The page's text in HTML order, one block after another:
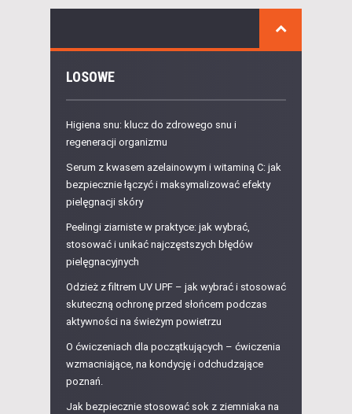
LOSOWE
Higiena snu: klucz do zdrowego snu i
regeneracji organizmu
Serum z kwasem azelainowym i witaminą C: jak
bezpiecznie łączyć i maksymalizować efekty
pielęgnacji skóry
Peelingi ziarniste w praktyce: jak wybrać,
stosować i unikać najczęstszych błędów
pielęgnacyjnych
Odzież z filtrem UV UPF – jak wybrać i stosować
skuteczną ochronę przed słońcem podczas
aktywności na świeżym powietrzu
O ćwiczeniach dla początkujących – ćwiczenia
wzmacniające, na kondycję i odchudzające
poznań.
Jak bezpiecznie stosować sok z ziemniaka na